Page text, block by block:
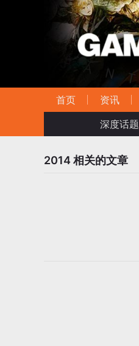
首页 资讯
深度话题
2014 相关的文章